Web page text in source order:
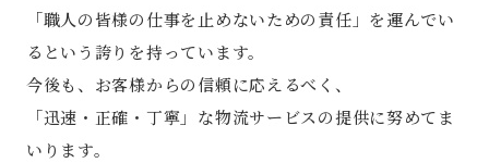
「職人の皆様の仕事を止めないための責任」を運んでい
るという誇りを持っています。
今後も、お客様からの信頼に応えるべく、
「迅速・正確・丁寧」な物流サービスの提供に努めてま
いります。